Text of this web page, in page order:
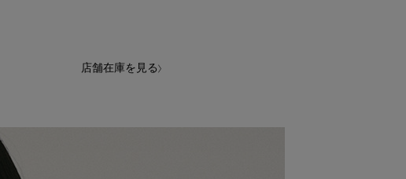
店舗在庫を見る